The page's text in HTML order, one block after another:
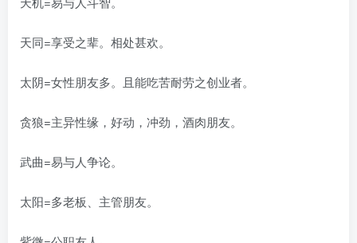
天同=享受之辈。相处甚欢。
太阴=女性朋友多。且能吃苦耐劳之创业者。
贪狼=主异性缘，好动，冲劲，酒肉朋友。
武曲=易与人争论。
太阳=多老板、主管朋友。